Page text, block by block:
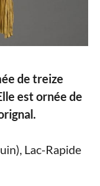
de treize
est ornée de
Lac-Rapide